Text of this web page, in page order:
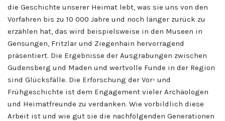
die Geschichte unserer Heimat lebt, was sie uns von den
Vorfahren bis zu 10 000 Jahre und noch länger zurück zu
erzählen hat, das wird beispielsweise in den Museen in
Gensungen, Fritzlar und Ziegenhain hervorragend
präsentiert. Die Ergebnisse der Ausgrabungen zwischen
Gudensberg und Maden und wertvolle Funde in der Region
sind Glücksfälle. Die Erforschung der Vor- und
Frühgeschichte ist dem Engagement vieler Archäologen
und Heimatfreunde zu verdanken. Wie vorbildlich diese
Arbeit ist und wie gut sie die nachfolgenden Generationen